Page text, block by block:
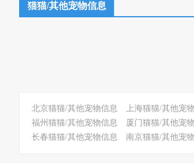
猫猫/其他宠物信息
北京猫猫/其他宠物信息 上海猫猫/其他宠
福州猫猫/其他宠物信息
厦门猫猫/其他宠
长春猫猫/其他宠物信息
南京猫猫/其他宠